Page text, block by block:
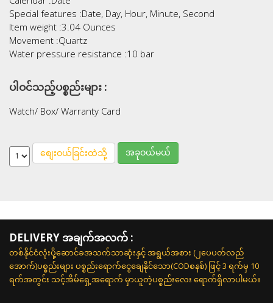
Special features :Date, Day, Hour, Minute, Second
Item weight :3.04 Ounces
Movement :Quartz
Water pressure resistance :10 bar
ပါဝင်သည့်ပစ္စည်းများ :
Watch/ Box/ Warranty Card
စျေးဝယ်ခြင်းထဲသို့ အခုဝယ်မယ်
DELIVERY အချက်အလက် :
တစ်နိုင်ငံလုံးပို့ဆောင်ခအသက်သာဆုံးနှင့် အရွယ်အစား (၂ပေပတ်လည်
အောက်)ပစ္စည်းများ ပစ္စည်းရောက်ငွေချေနိုင်သော(CODစနစ်) ဖြင့် 3 ရက်မှ 10
ရက်အတွင်း သင့်အိမ်ရှေ့အရောက် မှာယူတဲ့ပစ္စည်းလေး ရောက်ရှိလာပါမယ်။